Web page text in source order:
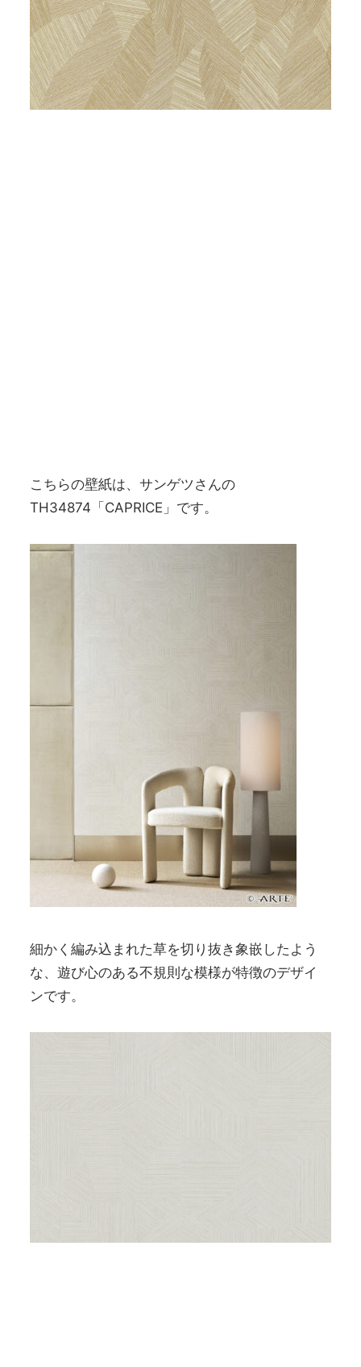
こちらの壁紙は、サンゲツさんの
TH34874「CAPRICE」です。
細かく編み込まれた草を切り抜き象嵌したよう
な、遊び心のある不規則な模様が特徴のデザイ
ンです。